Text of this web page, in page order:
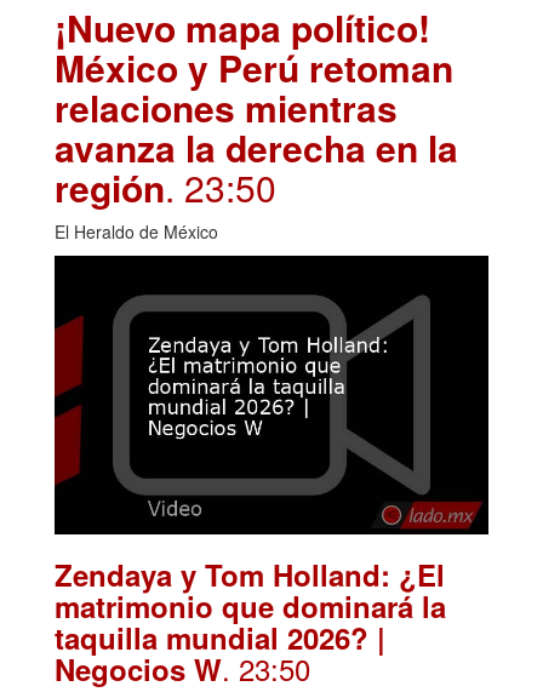
¡Nuevo mapa político!
México y Perú retoman
relaciones mientras
avanza la derecha en la
región. 23:50
El Heraldo de México
Zendaya y Tom Holland: ¿El
matrimonio que dominará la
taquilla mundial 2026? |
Negocios W. 23:50